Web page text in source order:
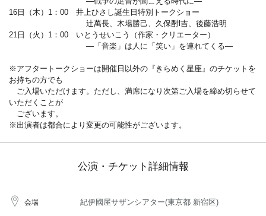
16日（木）1：00 井上ひさし誕生日特別トークショー
辻萬長、木場勝己、久保酎l吉、後藤浩明
21日（火）1：00 いとうせいこう（作家・クリエーター）
―「音楽」は人に「笑い」を連れてくる―
※アフタートークショーは開催日以外の『きらめく星座』のチケットを
お持ちの方でも
ご入場いただけます。ただし、満席になり次第ご入場を締め切らせて
いただくことが
ございます。
※出演者は都合により変更の可能性がございます。
公演・チケット詳細情報
会場 紀伊國屋サザンシアター(東京都 新宿区)